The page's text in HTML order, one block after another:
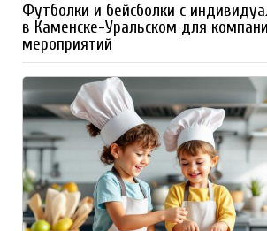
Футболки и бейсболки с
в Каменске-Уральском для
мероприятий